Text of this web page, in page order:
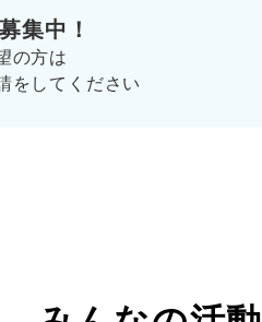
集中！
の方は
をしてください